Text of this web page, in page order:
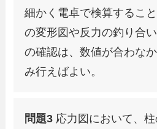
細かく電卓で検算するこ
の変形図や反力の釣り合
の確認は、数値が合わな
み行えばよい。
問題3 応力図において、柱